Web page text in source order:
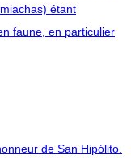
étant
faune, en particulier
de San Hipólito.